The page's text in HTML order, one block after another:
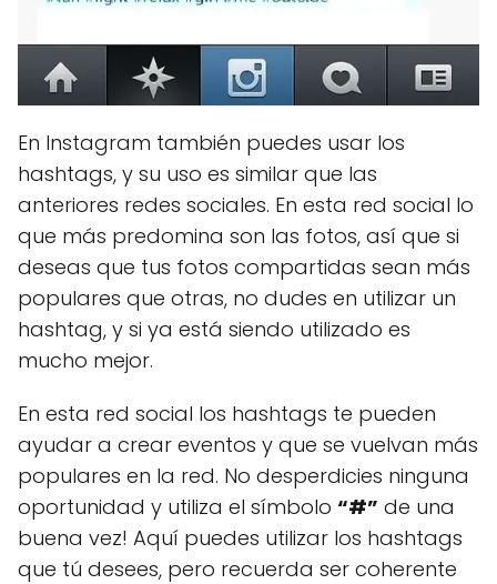
En Instagram también puedes usar los
hashtags, y su uso es similar que las
anteriores redes sociales. En esta red social lo
que más predomina son las fotos, así que si
deseas que tus fotos compartidas sean más
populares que otras, no dudes en utilizar un
hashtag, y si ya está siendo utilizado es
mucho mejor.
En esta red social los hashtags te pueden
ayudar a crear eventos y que se vuelvan más
populares en la red. No desperdicies ninguna
oportunidad y utiliza el símbolo “#” de una
buena vez! Aquí puedes utilizar los hashtags
que tú desees, pero recuerda ser coherente